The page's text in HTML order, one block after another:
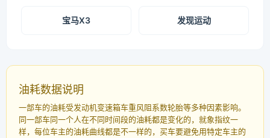
宝马X3 发现运动
油耗数据说明
一部车的油耗受发动机变速箱车重风阻系数轮胎等多种因素影响。
同一部车同一个人在不同时间段的油耗都是变化的，就象指纹一
样，每位车主的油耗曲线都是不一样的，买车要避免用特定车主的